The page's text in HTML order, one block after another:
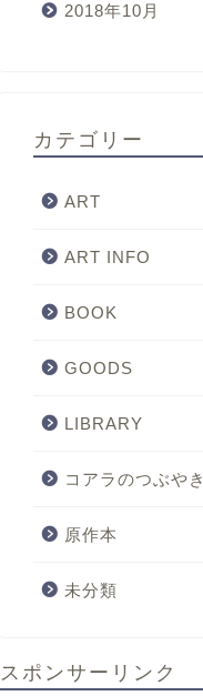
2018年10月
カテゴリー
ART
ART INFO
BOOK
GOODS
LIBRARY
コアラのつぶやき
原作本
未分類
スポンサーリンク